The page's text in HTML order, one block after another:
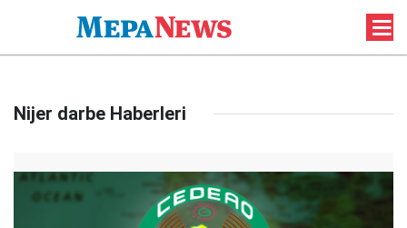
Nijer darbe Haberleri